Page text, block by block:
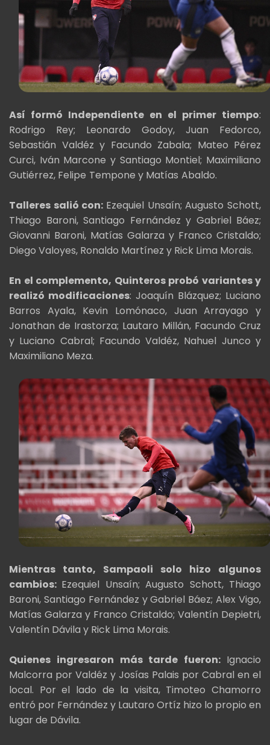
Así formó Independiente en el primer tiempo:
Rodrigo Rey; Leonardo Godoy, Juan Fedorco,
Sebastián Valdéz y Facundo Zabala; Mateo Pérez
Curci, Iván Marcone y Santiago Montiel; Maximiliano
Gutiérrez, Felipe Tempone y Matías Abaldo.
Talleres salió con: Ezequiel Unsaín; Augusto Schott,
Thiago Baroni, Santiago Fernández y Gabriel Báez;
Giovanni Baroni, Matías Galarza y Franco Cristaldo;
Diego Valoyes, Ronaldo Martínez y Rick Lima Morais.
En el complemento, Quinteros probó variantes y
realizó modificaciones: Joaquín Blázquez; Luciano
Barros Ayala, Kevin Lomónaco, Juan Arrayago y
Jonathan de Irastorza; Lautaro Millán, Facundo Cruz
y Luciano Cabral; Facundo Valdéz, Nahuel Junco y
Maximiliano Meza.
Mientras tanto, Sampaoli solo hizo algunos
cambios: Ezequiel Unsaín; Augusto Schott, Thiago
Baroni, Santiago Fernández y Gabriel Báez; Alex Vigo,
Matías Galarza y Franco Cristaldo; Valentín Depietri,
Valentín Dávila y Rick Lima Morais.
Quienes ingresaron más tarde fueron: Ignacio
Malcorra por Valdéz y Josías Palais por Cabral en el
local. Por el lado de la visita, Timoteo Chamorro
entró por Fernández y Lautaro Ortíz hizo lo propio en
lugar de Dávila.